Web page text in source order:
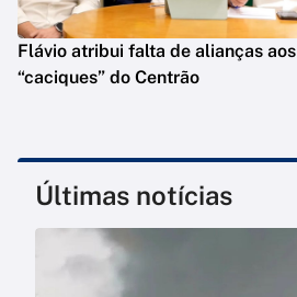
Flávio atribui falta de alianças aos
“caciques” do Centrão
Últimas notícias